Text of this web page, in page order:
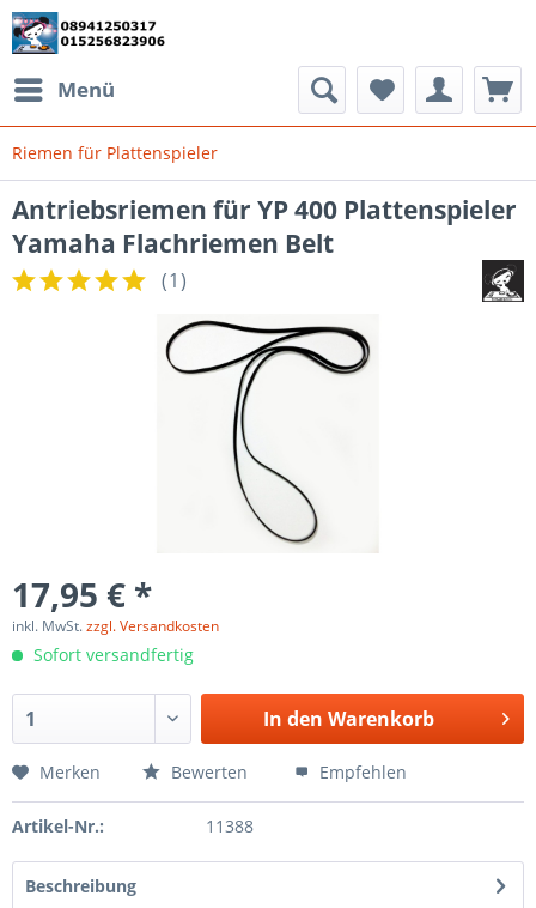
Menü
Riemen für Plattenspieler
Antriebsriemen für YP 400 Plattenspieler
Yamaha Flachriemen Belt
(1)
17,95 € *
inkl. MwSt.zzgl. Versandkosten
Sofort versandfertig
In den Warenkorb
Merken Bewerten Empfehlen
Artikel-Nr.: 11388
Beschreibung